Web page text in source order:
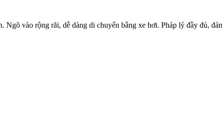
vào rộng rãi, dễ dàng di chuyển bằng xe hơi. Pháp lý đầy đủ,